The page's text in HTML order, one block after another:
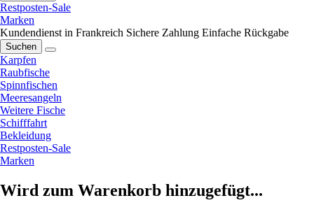
Restposten-Sale
Marken
Kundendienst in Frankreich Sichere Zahlung Einfache Rückgabe
Suchen
Karpfen
Raubfische
Spinnfischen
Meeresangeln
Weitere Fische
Schifffahrt
Bekleidung
Restposten-Sale
Marken
Wird zum Warenkorb hinzugefügt...